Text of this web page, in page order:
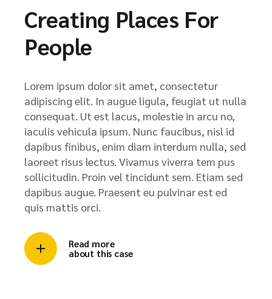
Creating Places For
People
Lorem ipsum dolor sit amet, consectetur
adipiscing elit. In augue ligula, feugiat ut nulla
consequat. Ut est lacus, molestie in arcu no,
iaculis vehicula ipsum. Nunc faucibus, nisl id
dapibus finibus, enim diam interdum nulla, sed
laoreet risus lectus. Vivamus viverra tem pus
sollicitudin. Proin vel tincidunt sem. Etiam sed
dapibus augue. Praesent eu pulvinar est ed
quis mattis orci.
Read more
about this case